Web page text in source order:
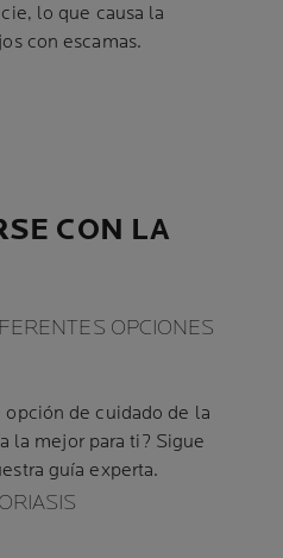
lo que causa la
con escamas.
CON LA
OPCIONES
opción de cuidado de la
la mejor para ti? Sigue
guía experta.